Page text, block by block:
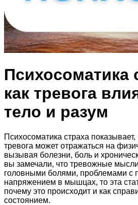
Психосоматика
как тревога
тело и разум
Психосоматика страха показывает,
тревога может отражаться на
вызывая болезни, боль и
вы замечали, что тревожные
головными болями, проблемами с
напряжением в мышцах, то эта
почему это происходит и как
состоянием.